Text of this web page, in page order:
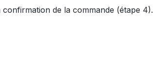
de la commande (étape 4).